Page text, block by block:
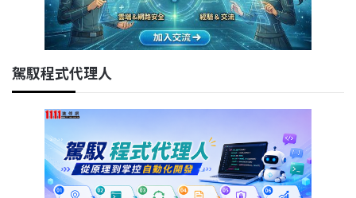
駕馭程式代理人